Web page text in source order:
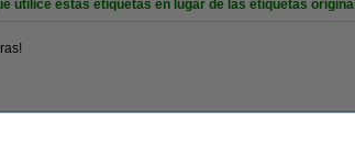
utilice estas etiquetas en lugar de las etiquetas